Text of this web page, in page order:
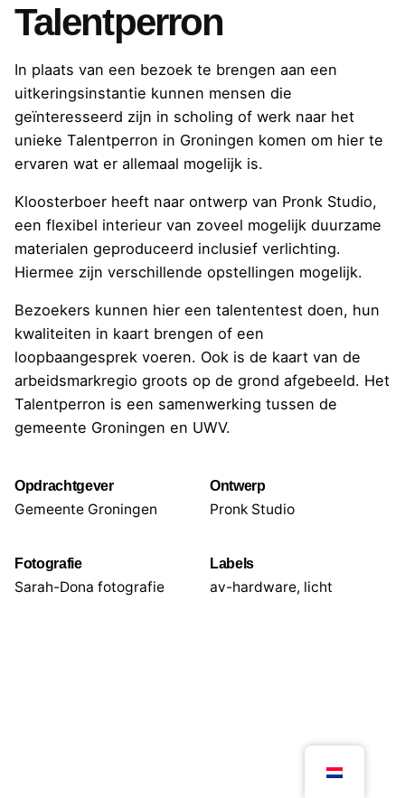
Talentperron
In plaats van een bezoek te brengen aan een
uitkeringsinstantie kunnen mensen die
geïnteresseerd zijn in scholing of werk naar het
unieke Talentperron in Groningen komen om hier te
ervaren wat er allemaal mogelijk is.
Kloosterboer heeft naar ontwerp van Pronk Studio,
een flexibel interieur van zoveel mogelijk duurzame
materialen geproduceerd inclusief verlichting.
Hiermee zijn verschillende opstellingen mogelijk.
Bezoekers kunnen hier een talententest doen, hun
kwaliteiten in kaart brengen of een
loopbaangesprek voeren. Ook is de kaart van de
arbeidsmarkregio groots op de grond afgebeeld. Het
Talentperron is een samenwerking tussen de
gemeente Groningen en UWV.
Opdrachtgever
Gemeente Groningen
Ontwerp
Pronk Studio
Fotografie
Sarah-Dona fotografie
Labels
av-hardware, licht
Ongekend. 10 jaar bijzondere aanwinsten en hun